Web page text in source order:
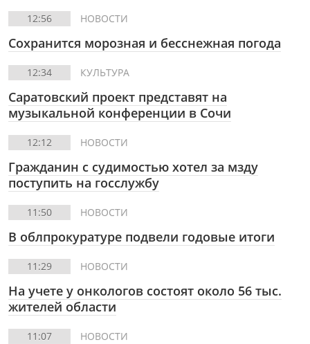
12:56 НОВОСТИ
Сохранится морозная и бесснежная погода
12:34 КУЛЬТУРА
Саратовский проект представят на
музыкальной конференции в Сочи
12:12 НОВОСТИ
Гражданин с судимостью хотел за мзду
поступить на госслужбу
11:50 НОВОСТИ
В облпрокуратуре подвели годовые итоги
11:29 НОВОСТИ
На учете у онкологов состоят около 56 тыс.
жителей области
11:07 НОВОСТИ